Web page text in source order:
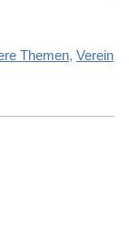
Themen, Verein